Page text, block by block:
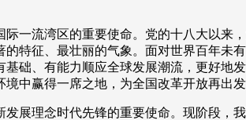
收视榜 总台企业白名单
流湾区的重要使命。党的十八大以来
特征、最壮丽的气象。面对世界百年
础、有能力顺应全球发展潮流，更好
中赢得一席之地，为全国改革开放再出发
理念时代先锋的重要使命。现阶段，